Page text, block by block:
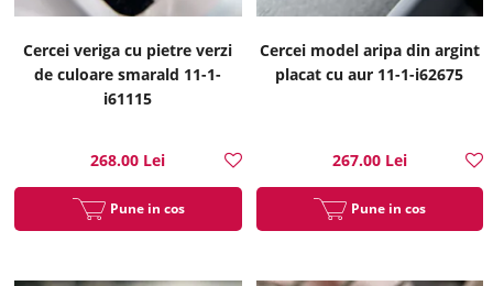
Cercei veriga cu pietre verzi
de culoare smarald 11-1-
i61115
268.00 Lei
Pune in cos
Cercei model aripa din argint
placat cu aur 11-1-i62675
267.00 Lei
Pune in cos